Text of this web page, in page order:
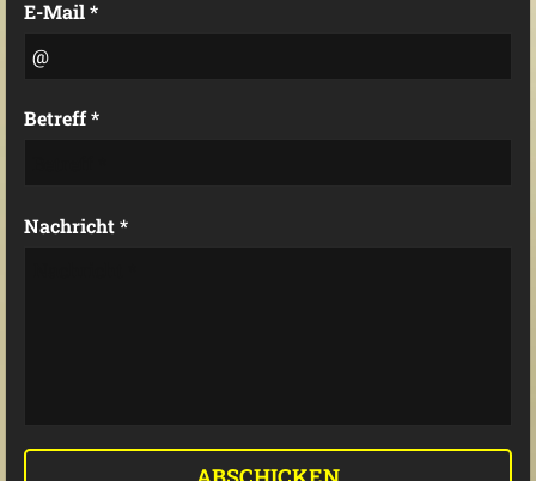
E-Mail *
Betreff *
Nachricht *